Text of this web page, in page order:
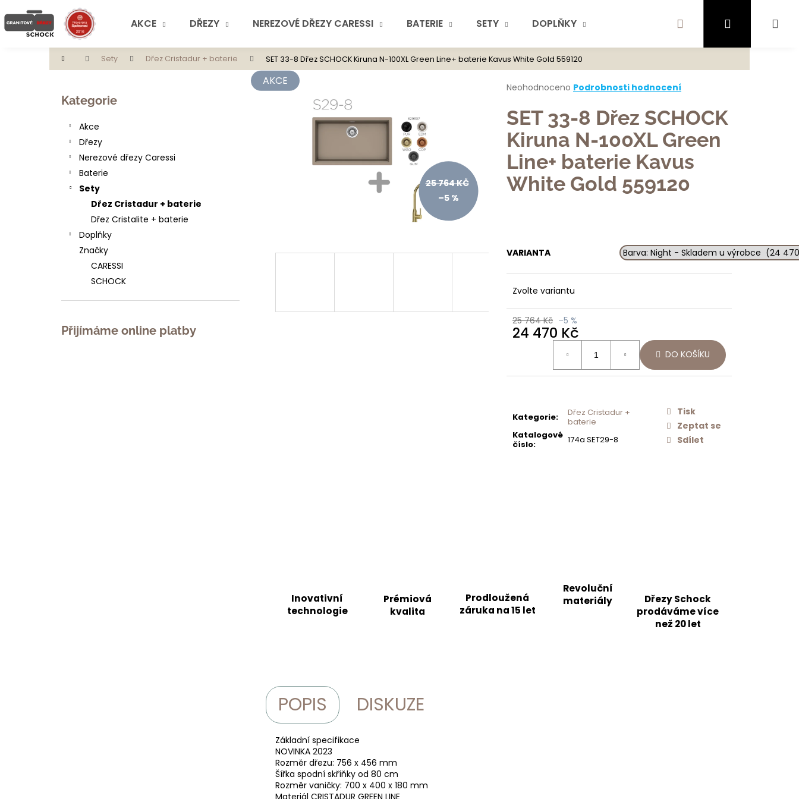
na
obsah
AKCE DŘEZY NEREZOVÉ DŘEZY CARESSI BATERIE SETY DOPLŇKY SCHOCK Přihlášení
Domů Sety Dřez Cristadur + baterie SET 33-8 Dřez SCHOCK Kiruna N-100XL Green Line+ baterie Kavus White Gold 559120
Přeskočit
kategorie
Kategorie
Akce
Dřezy
Nerezové dřezy Caressi
Baterie
Sety
Dřez Cristadur + baterie
Dřez Cristalite + baterie
Doplňky
Značky
CARESSI
SCHOCK
Přijímáme online platby
Průměrné
produktu
je
0,0
5
hvězdiček.
Neohodnoceno Podrobnosti hodnocení
SET 33-8 Dřez SCHOCK
Kiruna N-100XL Green
Line+ baterie Kavus
White Gold 559120
VARIANTA
Zvolte variantu
25 764 Kč –5 %
24 470 Kč
DO KOŠÍKU
Kategorie:
Dřez Cristadur +
baterie
Katalogové
číslo: 174a SET29-8
Tisk
Zeptat se
Sdílet
AKCE
25 764 KČ
–5 %
Inovativní
technologie
Prémiová
kvalita
Prodloužená
záruka na 15 let
Revoluční
materiály
Dřezy Schock
prodáváme více
než 20 let
POPIS DISKUZE
Základní specifikace
NOVINKA 2023
Rozměr dřezu: 756 x 456 mm
Šířka spodní skříňky od 80 cm
Rozměr vaničky: 700 x 400 x 180 mm
Materiál CRISTADUR GREEN LINE
o
Zpět
Zpět
Co potřebujete najít?
HLEDAT
Doporučujeme
MONTÁŽNÍ
SADA PRO
DÁVKOVAČ
SAMO
628705
EDM/CHR
500 Kč
SCHOCK
SÍTKO
ODTOKU
MANUÁLNÍ
PRO DŘEZY
TYPOS
500 Kč